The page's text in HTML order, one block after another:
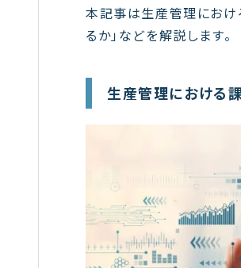
本記事は生産管理におけ
るか」などを解説します。
生産管理における